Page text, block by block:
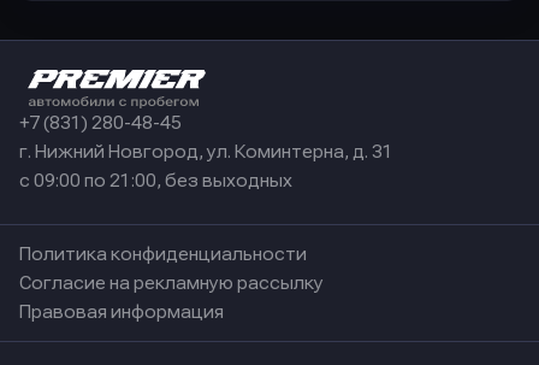
+7 (831) 280-48-45
г. Нижний Новгород, ул. Коминтерна, д. 31
с 09:00 по 21:00, без выходных
Политика конфиденциальности
Согласие на рекламную рассылку
Правовая информация